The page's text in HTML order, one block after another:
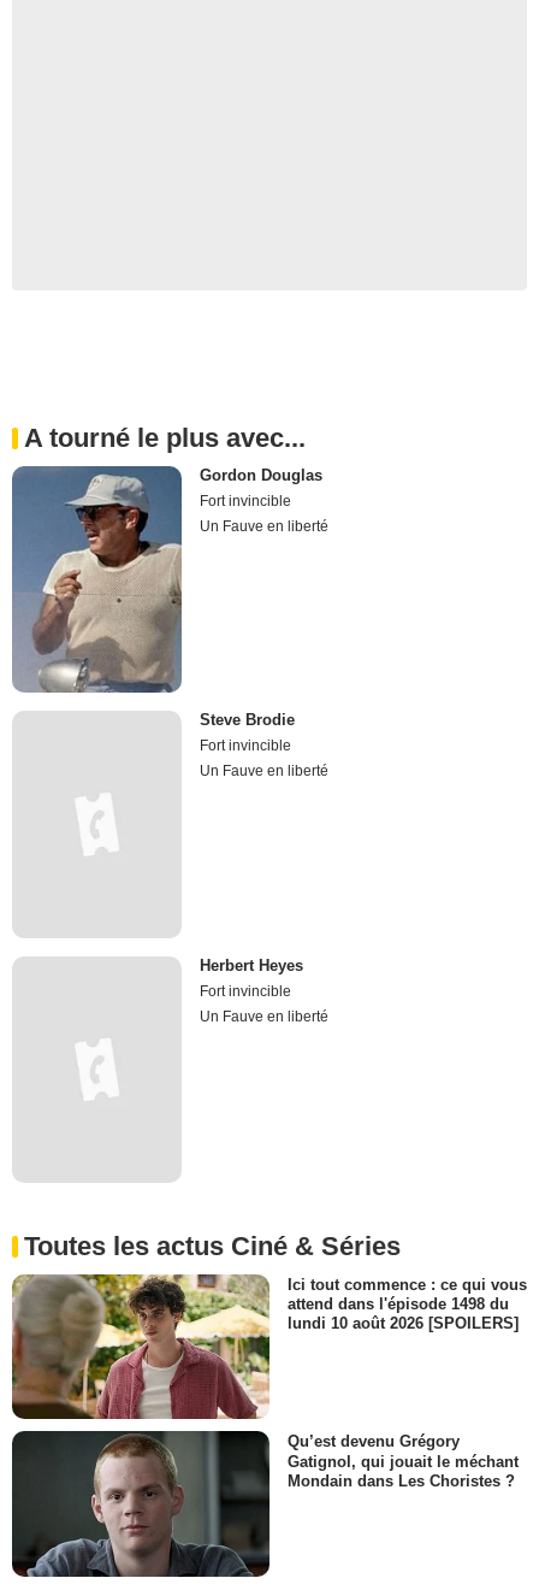
A tourné le plus avec...
Gordon Douglas
Fort invincible
Un Fauve en liberté
Steve Brodie
Fort invincible
Un Fauve en liberté
Herbert Heyes
Fort invincible
Un Fauve en liberté
Toutes les actus Ciné & Séries
Ici tout commence : ce qui vous
attend dans l'épisode 1498 du
lundi 10 août 2026 [SPOILERS]
Qu’est devenu Grégory
Gatignol, qui jouait le méchant
Mondain dans Les Choristes ?